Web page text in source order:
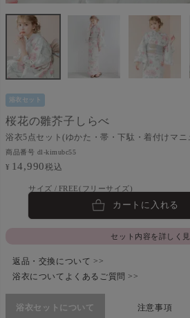
浴衣セット
浴衣5点セット(ゆかた・帯・下駄・着付けマニ
桜花の雛芥子しらべ
商品番号 dl-kimubc55
¥ 14,990税込
FREE(フリーサイズ)
カートに入れる
セット内容を詳しく
返品・交換について >>
浴衣についてよくあるご質問 >>
浴衣セットについて 注意事項